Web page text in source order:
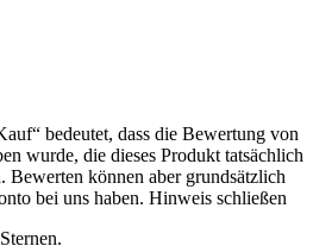
bedeutet, dass die Bewertung von
wurde, die dieses Produkt tatsächlich
Bewerten können aber grundsätzlich
bei uns haben. Hinweis schließen